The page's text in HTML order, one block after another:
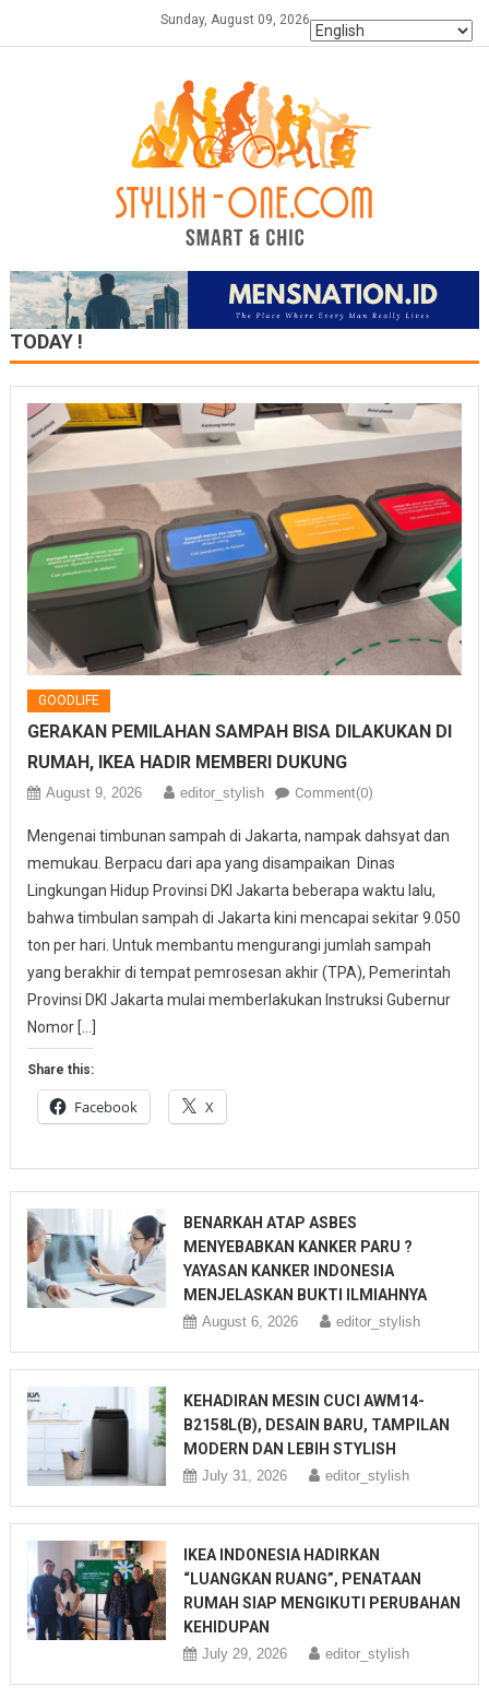
Sunday, August 09, 2026
TODAY !
GOODLIFE
GERAKAN PEMILAHAN SAMPAH BISA DILAKUKAN DI
RUMAH, IKEA HADIR MEMBERI DUKUNG
August 9, 2026 editor_stylish Comment(0)
Mengenai timbunan sampah di Jakarta, nampak dahsyat dan
memukau. Berpacu dari apa yang disampaikan Dinas
Lingkungan Hidup Provinsi DKI Jakarta beberapa waktu lalu,
bahwa timbulan sampah di Jakarta kini mencapai sekitar 9.050
ton per hari. Untuk membantu mengurangi jumlah sampah
yang berakhir di tempat pemrosesan akhir (TPA), Pemerintah
Provinsi DKI Jakarta mulai memberlakukan Instruksi Gubernur
Nomor […]
Share this:
Facebook X
BENARKAH ATAP ASBES
MENYEBABKAN KANKER PARU ?
YAYASAN KANKER INDONESIA
MENJELASKAN BUKTI ILMIAHNYA
August 6, 2026 editor_stylish
KEHADIRAN MESIN CUCI AWM14-
B2158L(B), DESAIN BARU, TAMPILAN
MODERN DAN LEBIH STYLISH
July 31, 2026 editor_stylish
IKEA INDONESIA HADIRKAN
“LUANGKAN RUANG”, PENATAAN
RUMAH SIAP MENGIKUTI PERUBAHAN
KEHIDUPAN
July 29, 2026 editor_stylish